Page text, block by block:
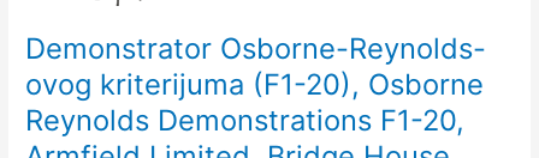
Demonstrator Osborne-Reynolds-
ovog kriterijuma (F1-20), Osborne
Reynolds Demonstrations F1-20,
Reynolds
Demonstrations
F1-
20,
Armfield